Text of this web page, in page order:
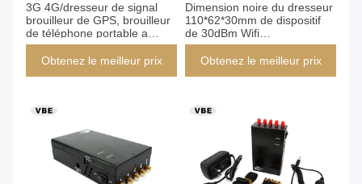
3G 4G/dresseur de signal
brouilleur de GPS, brouilleur
de téléphone portable a
adapté la fréquence aux
besoins du client
Obtenez le meilleur prix
Dimension noire du dresseur
110*62*30mm de dispositif
de 30dBm Wifi
CDMA/WCDMA/GPS
Obtenez le meilleur prix